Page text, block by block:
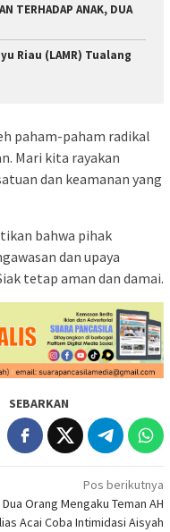
TERHADAP ANAK, DUA
Riau (LAMR) Tualang
paham-paham radikal
Mari kita rayakan
dan keamanan yang
bahwa pihak
dan upaya
tetap aman dan damai.
SEBARKAN
Pos berikutnya
Dua Orang Mengaku Teman AH
Acai Coba Intimidasi Aisyah